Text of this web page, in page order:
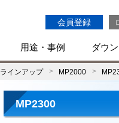
会員登録
用途・事例 ダウ
ラインアップ MP2000
MP2300